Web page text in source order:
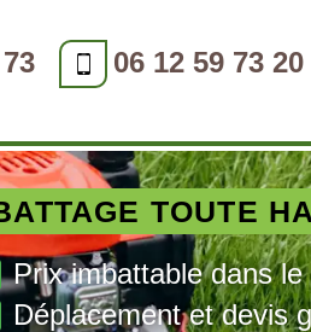
06 12 59 73 20
TOUTE
Prix imbattable dans le
Déplacement et devis